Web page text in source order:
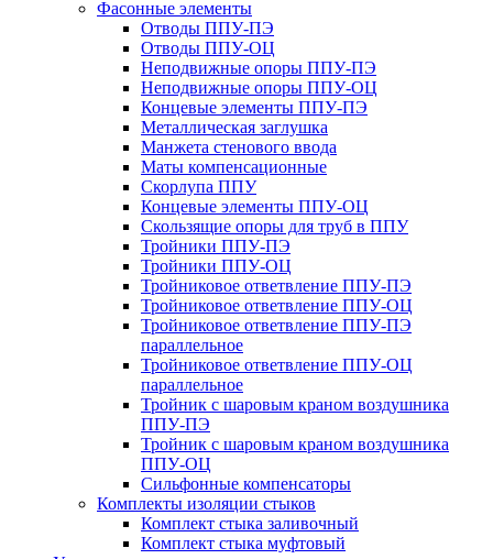
Фасонные элементы
Отводы ППУ-ПЭ
Отводы ППУ-ОЦ
Неподвижные опоры ППУ-ПЭ
Неподвижные опоры ППУ-ОЦ
Концевые элементы ППУ-ПЭ
Металлическая заглушка
Манжета стенового ввода
Маты компенсационные
Скорлупа ППУ
Концевые элементы ППУ-ОЦ
Скользящие опоры для труб в ППУ
Тройники ППУ-ПЭ
Тройники ППУ-ОЦ
Тройниковое ответвление ППУ-ПЭ
Тройниковое ответвление ППУ-ОЦ
Тройниковое ответвление ППУ-ПЭ
параллельное
Тройниковое ответвление ППУ-ОЦ
параллельное
Тройник с шаровым краном воздушника
ППУ-ПЭ
Тройник с шаровым краном воздушника
ППУ-ОЦ
Сильфонные компенсаторы
Комплекты изоляции стыков
Комплект стыка заливочный
Комплект стыка муфтовый